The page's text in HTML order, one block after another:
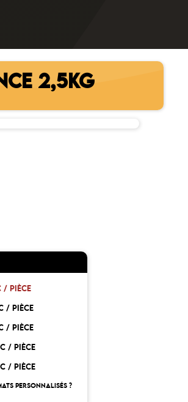
2,5KG
/ PIÈCE
/ PIÈCE
/ PIÈCE
/ PIÈCE
/ PIÈCE
PERSONNALISÉS ?